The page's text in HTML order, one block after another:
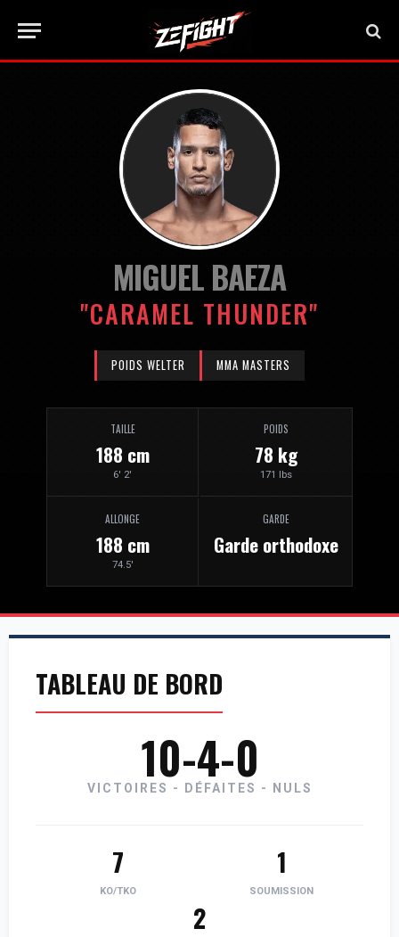
MIGUEL BAEZA
"CARAMEL THUNDER"
POIDS WELTER MMA MASTERS
TAILLE
188 cm
6' 2'
POIDS
78 kg
171 lbs
ALLONGE
188 cm
74.5'
GARDE
Garde orthodoxe
TABLEAU DE BORD
10-4-0
VICTOIRES - DÉFAITES - NULS
7
KO/TKO
1
SOUMISSION
2